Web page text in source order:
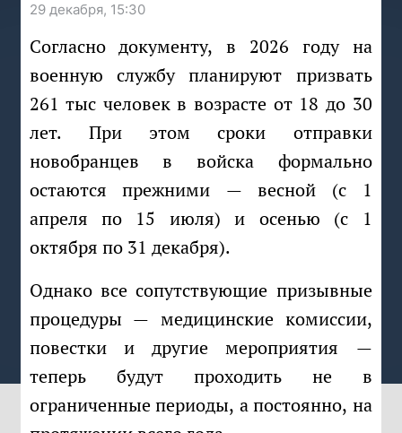
29 декабря, 15:30
Согласно документу, в 2026 году на
военную службу планируют призвать
261 тыс человек в возрасте от 18 до 30
лет. При этом сроки отправки
новобранцев в войска формально
остаются прежними — весной (с 1
апреля по 15 июля) и осенью (с 1
октября по 31 декабря).
Однако все сопутствующие призывные
процедуры — медицинские комиссии,
повестки и другие мероприятия —
теперь будут проходить не в
ограниченные периоды, а постоянно, на